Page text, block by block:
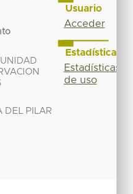
DEL PILAR
Usuario
Acceder
Estadísticas
Estadísticas
de uso